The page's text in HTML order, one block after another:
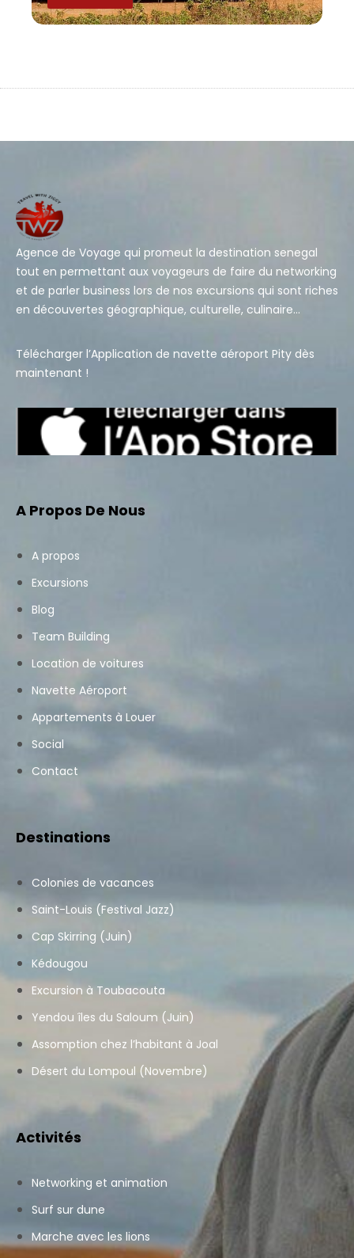
Agence de Voyage qui promeut la destination senegal
tout en permettant aux voyageurs de faire du networking
et de parler business lors de nos excursions qui sont riches
en découvertes géographique, culturelle, culinaire…
Télécharger l’Application de navette aéroport Pity dès
maintenant !
A Propos De Nous
A propos
Excursions
Blog
Team Building
Location de voitures
Navette Aéroport
Appartements à Louer
Social
Contact
Destinations
Colonies de vacances
Saint-Louis (Festival Jazz)
Cap Skirring (Juin)
Kédougou
Excursion à Toubacouta
Yendou îles du Saloum (Juin)
Assomption chez l’habitant à Joal
Désert du Lompoul (Novembre)
Activités
Networking et animation
Surf sur dune
Marche avec les lions